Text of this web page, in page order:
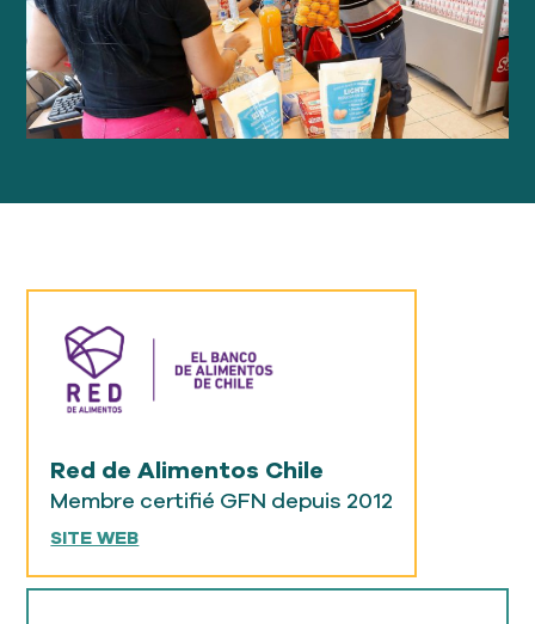
Soutien
NOTRE MISSION
FAIRE UN DON
Red de Alimentos Chile
Membre certifié GFN depuis 2012
SITE WEB